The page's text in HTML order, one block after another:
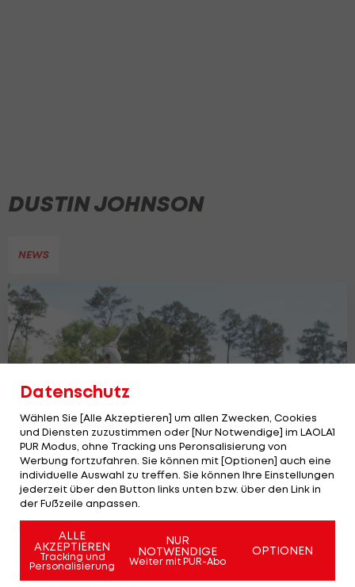
DUSTIN JOHNSON
NEWS
90. US Masters: Die Abschlagzeiten
beim Major in Augusta
Datenschutz
Wählen Sie [Alle Akzeptieren] um allen Zwecken, Cookies
und Diensten zuzustimmen oder [Nur Notwendige] im LAOLA1
PUR Modus, ohne Tracking uns Peronsalisierung von
Werbung fortzufahren. Sie können mit [Optionen] auch eine
individuelle Auswahl zu treffen. Sie können Ihre Einstellungen
jederzeit über den Button links unten bzw. über den Link in
der Fußzeile anpassen.
ALLE
AKZEPTIEREN
Tracking und
Personalisierung
NUR
NOTWENDIGE
Weiter mit PUR-Abo
OPTIONEN